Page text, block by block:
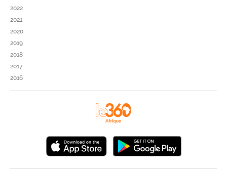
2022
2021
2020
2019
2018
2017
2016